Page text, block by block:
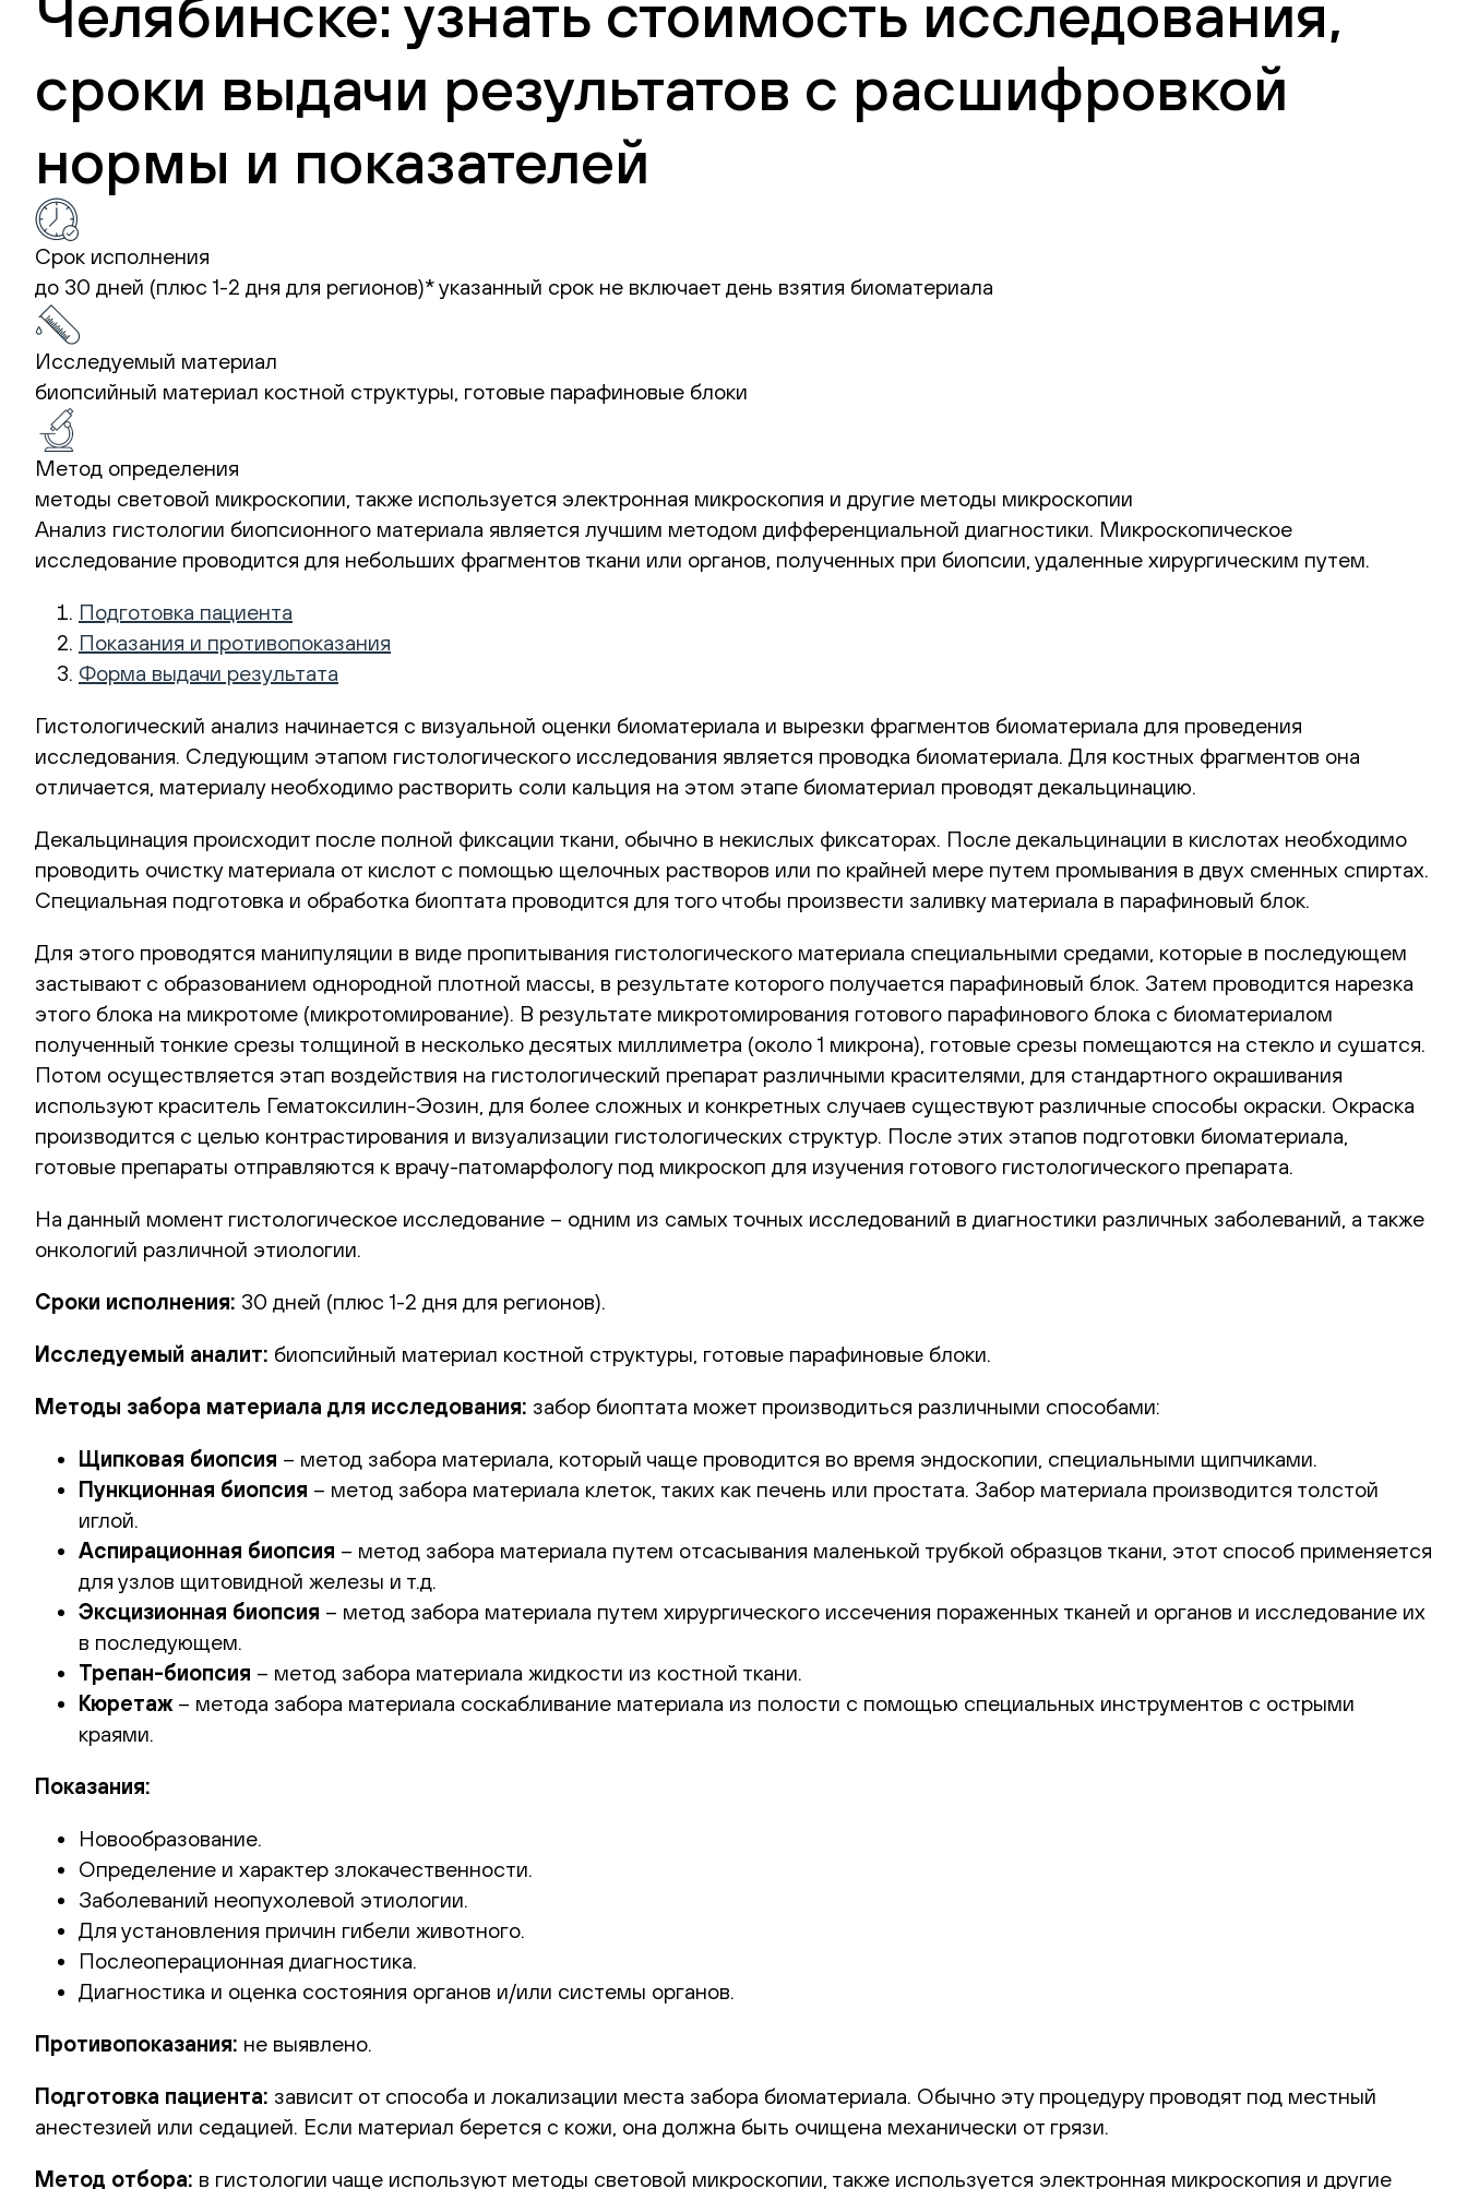
Челябинске: узнать стоимость исследования,
сроки выдачи результатов с расшифровкой
нормы и показателей
Срок исполнения
до 30 дней (плюс 1-2 дня для регионов)*указанный срок не включает день взятия биоматериала
Исследуемый материал
биопсийный материал костной структуры, готовые парафиновые блоки
Метод определения
методы световой микроскопии, также используется электронная микроскопия и другие методы микроскопии
Анализ гистологии биопсионного материала является лучшим методом дифференциальной диагностики. Микроскопическое
исследование проводится для небольших фрагментов ткани или органов, полученных при биопсии, удаленные хирургическим путем.
Подготовка пациента
Показания и противопоказания
Форма выдачи результата
Гистологический анализ начинается с визуальной оценки биоматериала и вырезки фрагментов биоматериала для проведения
исследования. Следующим этапом гистологического исследования является проводка биоматериала. Для костных фрагментов она
отличается, материалу необходимо растворить соли кальция на этом этапе биоматериал проводят декальцинацию.
Декальцинация происходит после полной фиксации ткани, обычно в некислых фиксаторах. После декальцинации в кислотах необходимо
проводить очистку материала от кислот с помощью щелочных растворов или по крайней мере путем промывания в двух сменных спиртах.
Специальная подготовка и обработка биоптата проводится для того чтобы произвести заливку материала в парафиновый блок.
Для этого проводятся манипуляции в виде пропитывания гистологического материала специальными средами, которые в последующем
застывают с образованием однородной плотной массы, в результате которого получается парафиновый блок. Затем проводится нарезка
этого блока на микротоме (микротомирование). В результате микротомирования готового парафинового блока с биоматериалом
полученный тонкие срезы толщиной в несколько десятых миллиметра (около 1 микрона), готовые срезы помещаются на стекло и сушатся.
Потом осуществляется этап воздействия на гистологический препарат различными красителями, для стандартного окрашивания
используют краситель Гематоксилин-Эозин, для более сложных и конкретных случаев существуют различные способы окраски. Окраска
производится с целью контрастирования и визуализации гистологических структур. После этих этапов подготовки биоматериала,
готовые препараты отправляются к врачу-патомарфологу под микроскоп для изучения готового гистологического препарата.
На данный момент гистологическое исследование – одним из самых точных исследований в диагностики различных заболеваний, а также
онкологий различной этиологии.
Сроки исполнения: 30 дней (плюс 1-2 дня для регионов).
Исследуемый аналит: биопсийный материал костной структуры, готовые парафиновые блоки.
Методы забора материала для исследования: забор биоптата может производиться различными способами:
Щипковая биопсия – метод забора материала, который чаще проводится во время эндоскопии, специальными щипчиками.
Пункционная биопсия – метод забора материала клеток, таких как печень или простата. Забор материала производится толстой
иглой.
Аспирационная биопсия – метод забора материала путем отсасывания маленькой трубкой образцов ткани, этот способ применяется
для узлов щитовидной железы и т.д.
Эксцизионная биопсия – метод забора материала путем хирургического иссечения пораженных тканей и органов и исследование их
в последующем.
Трепан-биопсия – метод забора материала жидкости из костной ткани.
Кюретаж – метода забора материала соскабливание материала из полости с помощью специальных инструментов с острыми
краями.
Показания:
Новообразование.
Определение и характер злокачественности.
Заболеваний неопухолевой этиологии.
Для установления причин гибели животного.
Послеоперационная диагностика.
Диагностика и оценка состояния органов и/или системы органов.
Противопоказания: не выявлено.
Подготовка пациента: зависит от способа и локализации места забора биоматериала. Обычно эту процедуру проводят под местный
анестезией или седацией. Если материал берется с кожи, она должна быть очищена механически от грязи.
Метод отбора: в гистологии чаще используют методы световой микроскопии, также используется электронная микроскопия и другие